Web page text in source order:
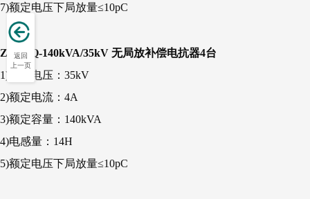
7)额定电压下局放量≤10pC
ZSDKQ-140kVA/35kV 无局放补偿电抗器4台
1)额定电压：35kV
2)额定电流：4A
3)额定容量：140kVA
4)电感量：14H
5)额定电压下局放量≤10pC
返回
上一页